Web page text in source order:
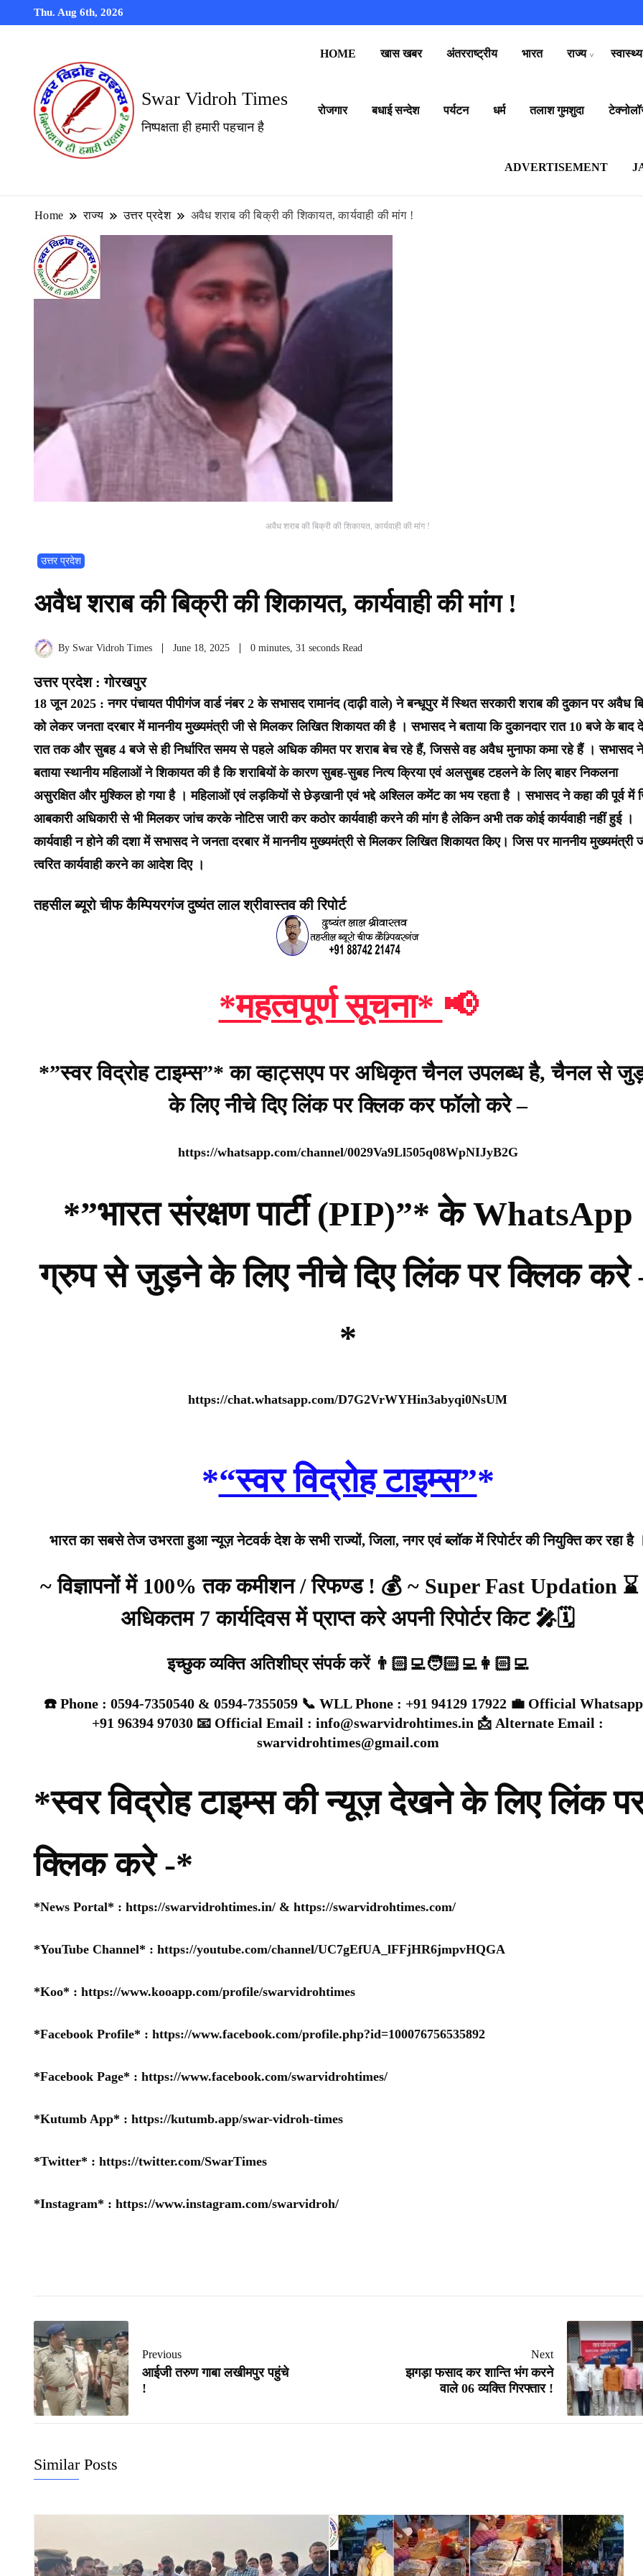
Thu. Aug 6th, 2026
Swar Vidroh Times
निष्पक्षता ही हमारी पहचान है
HOME खास खबर अंतरराष्ट्रीय भारत राज्य स्वास्थ्य
रोजगार बधाई सन्देश पर्यटन धर्म तलाश गुमशुदा
ADVERTISEMENT
Home राज्य उत्तर प्रदेश अवैध शराब की बिक्री की शिकायत, कार्यवाही की मांग !
अवैध शराब की बिक्री की शिकायत, कार्यवाही की मांग !
उत्तर प्रदेश
अवैध शराब की बिक्री की शिकायत, कार्यवाही की मांग !
By Swar Vidroh Times June 18, 2025 0 minutes, 31 seconds Read
उत्तर प्रदेश : गोरखपुर
18 जून 2025 : नगर पंचायत पीपीगंज वार्ड नंबर 2 के सभासद रामानंद (दाढ़ी वाले) ने बन्धूपुर में स्थित सरकारी शराब की दुकान पर अवैध
को लेकर जनता दरबार में माननीय मुख्यमंत्री जी से मिलकर लिखित शिकायत की है । सभासद ने बताया कि दुकानदार रात 10 बजे के बाद
रात तक और सुबह 4 बजे से ही निर्धारित समय से पहले अधिक कीमत पर शराब बेच रहे हैं, जिससे वह अवैध मुनाफा कमा रहे हैं । सभासद ने
बताया स्थानीय महिलाओं ने शिकायत की है कि शराबियों के कारण सुबह-सुबह नित्य क्रिया एवं अलसुबह टहलने के लिए बाहर निकलना
असुरक्षित और मुश्किल हो गया है । महिलाओं एवं लड़कियों से छेड़खानी एवं भद्दे अश्लिल कमेंट का भय रहता है । सभासद ने कहा की पूर्व में
आबकारी अधिकारी से भी मिलकर जांच करके नोटिस जारी कर कठोर कार्यवाही करने की मांग है लेकिन अभी तक कोई कार्यवाही नहीं हुई ।
कार्यवाही न होने की दशा में सभासद ने जनता दरबार में माननीय मुख्यमंत्री से मिलकर लिखित शिकायत किए। जिस पर माननीय मुख्यमंत्री
त्वरित कार्यवाही करने का आदेश दिए ।
तहसील ब्यूरो चीफ कैम्पियरगंज दुष्यंत लाल श्रीवास्तव की रिपोर्ट
*महत्वपूर्ण सूचना* 📢
*”स्वर विद्रोह टाइम्स”* का व्हाट्सएप पर अधिकृत चैनल उपलब्ध है, चैनल से
के लिए नीचे दिए लिंक पर क्लिक कर फॉलो करे –
https://whatsapp.com/channel/0029Va9Ll505q08WpNIJyB2G
*”भारत संरक्षण पार्टी (PIP)”* के WhatsApp
ग्रुप से जुड़ने के लिए नीचे दिए लिंक पर क्लिक करे
*
https://chat.whatsapp.com/D7G2VrWYHin3abyqi0NsUM
*“स्वर विद्रोह टाइम्स”*
भारत का सबसे तेज उभरता हुआ न्यूज़ नेटवर्क देश के सभी राज्यों, जिला, नगर एवं ब्लॉक में रिपोर्टर की नियुक्ति कर रहा है
~ विज्ञापनों में 100% तक कमीशन / रिफण्ड ! 💰 ~ Super Fast Updation
अधिकतम 7 कार्यदिवस में प्राप्त करे अपनी रिपोर्टर किट 🎤🗓️
इच्छुक व्यक्ति अतिशीघ्र संपर्क करें 👨🏻‍💻🧑🏻‍💻👩🏻‍💻
☎️ Phone : 0594-7350540 & 0594-7355059 📞 WLL Phone : +91 94129 17922 💼 Official
+91 96394 97030 📧 Official Email : info@swarvidrohtimes.in 📩 Alternate Email :
swarvidrohtimes@gmail.com
*स्वर विद्रोह टाइम्स की न्यूज़ देखने के लिए लिंक
क्लिक करे -*
*News Portal* : https://swarvidrohtimes.in/ & https://swarvidrohtimes.com/
*YouTube Channel* : https://youtube.com/channel/UC7gEfUA_lFFjHR6jmpvHQGA
*Koo* : https://www.kooapp.com/profile/swarvidrohtimes
*Facebook Profile* : https://www.facebook.com/profile.php?id=100076756535892
*Facebook Page* : https://www.facebook.com/swarvidrohtimes/
*Kutumb App* : https://kutumb.app/swar-vidroh-times
*Twitter* : https://twitter.com/SwarTimes
*Instagram* : https://www.instagram.com/swarvidroh/
Previous
आईजी तरुण गाबा लखीमपुर पहुंचे
!
Next
झगड़ा फसाद कर शान्ति भंग करने
वाले 06 व्यक्ति गिरफ्तार !
Similar Posts